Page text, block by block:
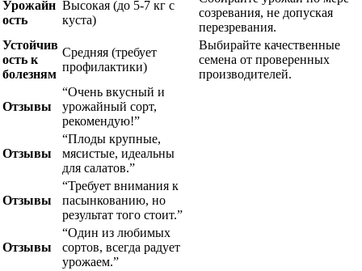
Урожайн
ость
Высокая (до 5-7 кг с
куста)
созревания, не допуская
перезревания.
Устойчив
ость к
болезням
Средняя (требует
профилактики)
Выбирайте качественные
семена от проверенных
производителей.
Отзывы
“Очень вкусный и
урожайный сорт,
рекомендую!”
Отзывы
“Плоды крупные,
мясистые, идеальны
для салатов.”
Отзывы
“Требует внимания к
пасынкованию, но
результат того стоит.”
Отзывы
“Один из любимых
сортов, всегда радует
урожаем.”